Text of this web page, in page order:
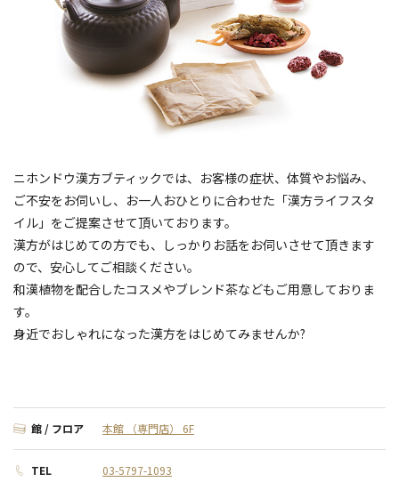
ニホンドウ漢方ブティックでは、お客様の症状、体質やお悩み、
ご不安をお伺いし、お一人おひとりに合わせた「漢方ライフスタ
イル」をご提案させて頂いております。
漢方がはじめての方でも、しっかりお話をお伺いさせて頂きます
ので、安心してご相談ください。
和漢植物を配合したコスメやブレンド茶などもご用意しておりま
す。
身近でおしゃれになった漢方をはじめてみませんか?
館 / フロア 本館 （専門店） 6F
TEL 03-5797-1093